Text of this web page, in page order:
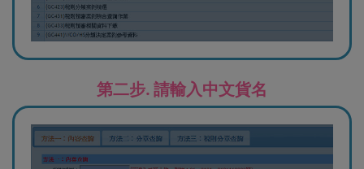
第二步. 請輸入中文貨名